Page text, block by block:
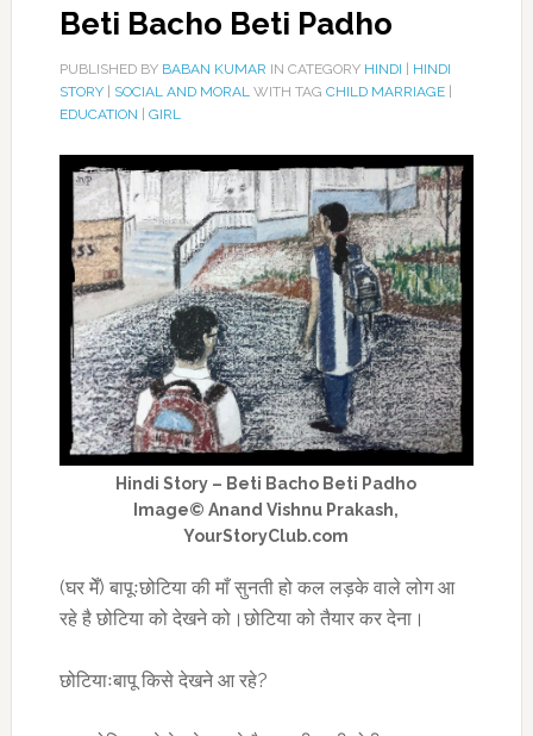
Beti Bacho Beti Padho
PUBLISHED BY BABAN KUMAR IN CATEGORY HINDI
HINDI
STORY| SOCIAL AND MORALWITH TAG CHILD MARRIAGE|
EDUCATION
GIRL
Hindi Story – Beti Bacho Beti Padho
Image© Anand Vishnu Prakash,
YourStoryClub.com
(घर मेँ) बापूःछोटिया की माँ सुनती हो कल लड़के वाले लोग आ
रहे है छोटिया को देखने को।छोटिया को तैयार कर देना।
छोटियाःबापू किसे देखने आ रहे?